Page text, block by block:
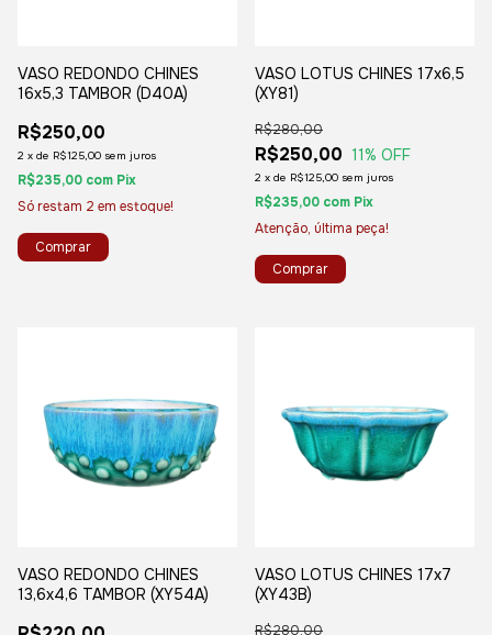
VASO REDONDO CHINES
16x5,3 TAMBOR (D40A)
R$250,00
2 x de R$125,00 sem juros
R$235,00 com Pix
Só restam 2 em estoque!
VASO LOTUS CHINES 17x6,5
(XY81)
R$250,00
R$280,00
11% OFF
2 x de R$125,00 sem juros
R$235,00 com Pix
Atenção, última peça!
VASO REDONDO CHINES
13,6x4,6 TAMBOR (XY54A)
VASO LOTUS CHINES 17x7
(XY43B)
R$280,00